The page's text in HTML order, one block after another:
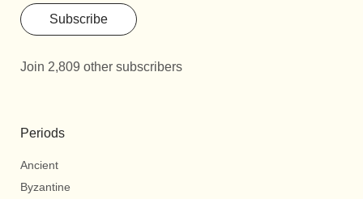
Subscribe
Join 2,809 other subscribers
Periods
Ancient
Byzantine